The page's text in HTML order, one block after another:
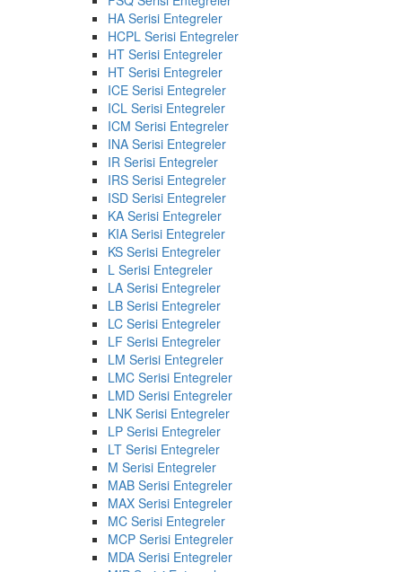
HA Serisi Entegreler
HCPL Serisi Entegreler
HT Serisi Entegreler
HT Serisi Entegreler
ICE Serisi Entegreler
ICL Serisi Entegreler
ICM Serisi Entegreler
INA Serisi Entegreler
IR Serisi Entegreler
IRS Serisi Entegreler
ISD Serisi Entegreler
KA Serisi Entegreler
KIA Serisi Entegreler
KS Serisi Entegreler
L Serisi Entegreler
LA Serisi Entegreler
LB Serisi Entegreler
LC Serisi Entegreler
LF Serisi Entegreler
LM Serisi Entegreler
LMC Serisi Entegreler
LMD Serisi Entegreler
LNK Serisi Entegreler
LP Serisi Entegreler
LT Serisi Entegreler
M Serisi Entegreler
MAB Serisi Entegreler
MAX Serisi Entegreler
MC Serisi Entegreler
MCP Serisi Entegreler
MDA Serisi Entegreler